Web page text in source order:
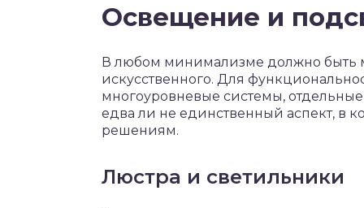
Освещение и
В любом минимализме должно быть
искусственного. Для
многоуровневые системы,
едва ли не единственный аспект, в
решениям.
Люстра и светильники